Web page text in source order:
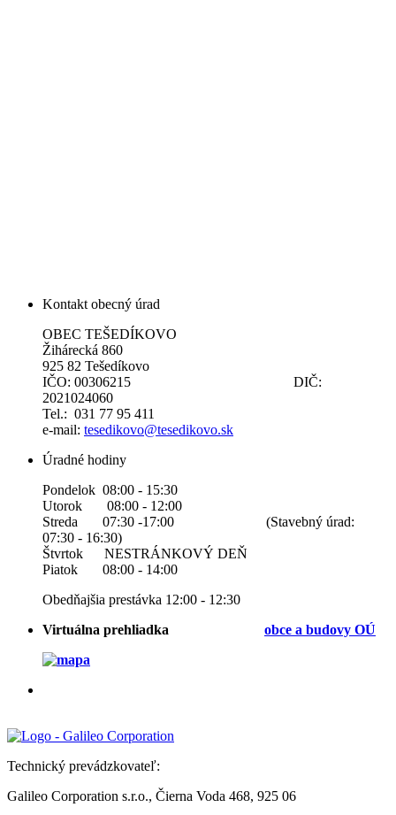
Kontakt obecný úrad
OBEC TEŠEDÍKOVO
Žihárecká 860
925 82 Tešedíkovo
IČO: 00306215 DIČ:
2021024060
Tel.: 031 77 95 411
e-mail: tesedikovo@tesedikovo.sk
Úradné hodiny
Pondelok 08:00 - 15:30
Utorok 08:00 - 12:00
Streda 07:30 -17:00 (Stavebný úrad:
07:30 - 16:30)
Štvrtok NESTRÁNKOVÝ DEŇ
Piatok 08:00 - 14:00
Obedňajšia prestávka 12:00 - 12:30
Virtuálna prehliadka obce a budovy OÚ
Technický prevádzkovateľ:
Galileo Corporation s.r.o., Čierna Voda 468, 925 06